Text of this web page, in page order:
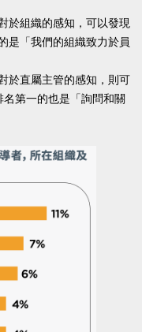
於組織的感知，可以發現
是「我們的組織致力於員
於直屬主管的感知，則可
名第一的也是「詢問和關